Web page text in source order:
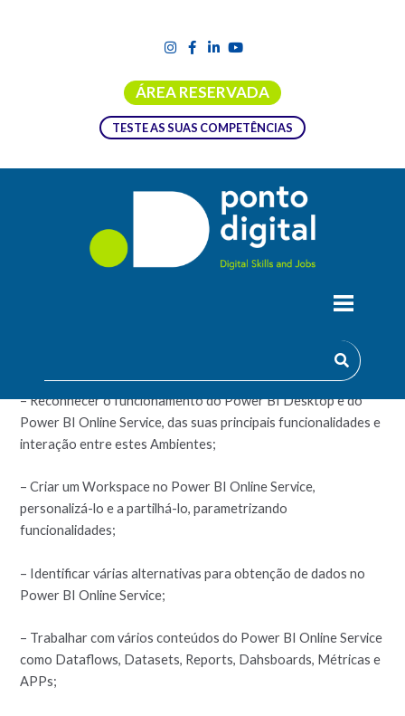
ÁREA RESERVADA
TESTE AS SUAS COMPETÊNCIAS
– Reconhecer o funcionamento do Power BI Desktop e do
Power BI Online Service, das suas principais funcionalidades e
interação entre estes Ambientes;
– Criar um Workspace no Power BI Online Service,
personalizá-lo e a partilhá-lo, parametrizando
funcionalidades;
– Identificar várias alternativas para obtenção de dados no
Power BI Online Service;
– Trabalhar com vários conteúdos do Power BI Online Service
como Dataflows, Datasets, Reports, Dahsboards, Métricas e
APPs;